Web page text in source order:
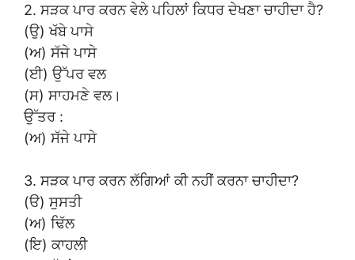
2. ਸੜਕ ਪਾਰ ਕਰਨ ਵੇਲੇ ਪਹਿਲਾਂ ਕਿਧਰ ਦੇਖਣਾ ਚਾਹੀਦਾ ਹੈ?
(ਉ) ਖੱਬੇ ਪਾਸੇ
(ਅ) ਸੱਜੇ ਪਾਸੇ
(ਈ) ਉੱਪਰ ਵਲ
(ਸ) ਸਾਹਮਣੇ ਵਲ।
ਉੱਤਰ :
(ਅ) ਸੱਜੇ ਪਾਸੇ
3. ਸੜਕ ਪਾਰ ਕਰਨ ਲੱਗਿਆਂ ਕੀ ਨਹੀਂ ਕਰਨਾ ਚਾਹੀਦਾ?
(ੳ) ਸੁਸਤੀ
(ਅ) ਢਿੱਲ
(ਇ) ਕਾਹਲੀ